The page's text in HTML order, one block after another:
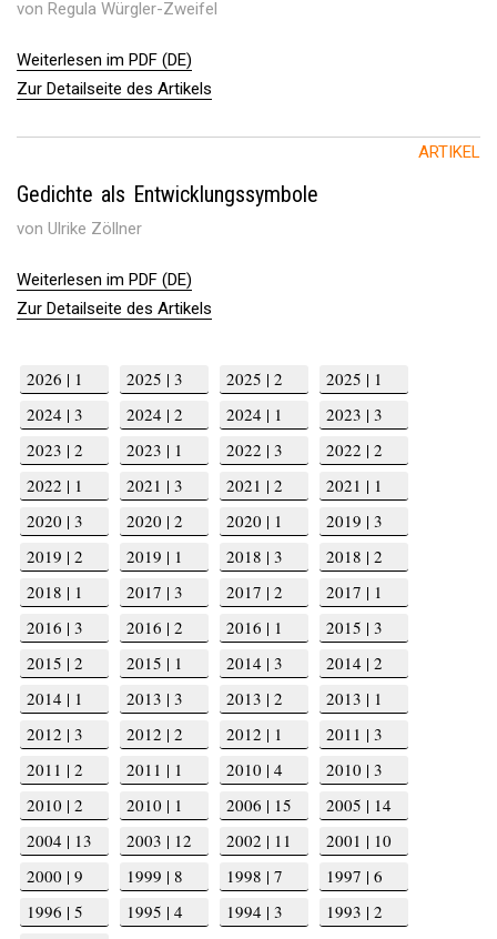
von Regula Würgler-Zweifel
Weiterlesen im PDF (DE)
Zur Detailseite des Artikels
ARTIKEL
Gedichte als Entwicklungssymbole
von Ulrike Zöllner
Weiterlesen im PDF (DE)
Zur Detailseite des Artikels
2026 | 1 2025 | 3 2025 | 2
2025 | 1
2024 | 3
2024 | 2 2024 | 1
2023 | 3
2023 | 2
2023 | 1 2022 | 3
2022 | 2
2022 | 1
2021 | 3 2021 | 2
2021 | 1
2020 | 3
2020 | 2 2020 | 1
2019 | 3
2019 | 2
2019 | 1 2018 | 3
2018 | 2
2018 | 1
2017 | 3 2017 | 2
2017 | 1
2016 | 3
2016 | 2 2016 | 1
2015 | 3
2015 | 2
2015 | 1 2014 | 3
2014 | 2
2014 | 1
2013 | 3 2013 | 2
2013 | 1
2012 | 3
2012 | 2 2012 | 1
2011 | 3
2011 | 2
2011 | 1 2010 | 4
2010 | 3
2010 | 2
2010 | 1 2006 | 15
2005 | 14
2004 | 13
2003 | 12 2002 | 11
2001 | 10
2000 | 9
1999 | 8 1998 | 7
1997 | 6
1996 | 5
1995 | 4 1994 | 3
1993 | 2